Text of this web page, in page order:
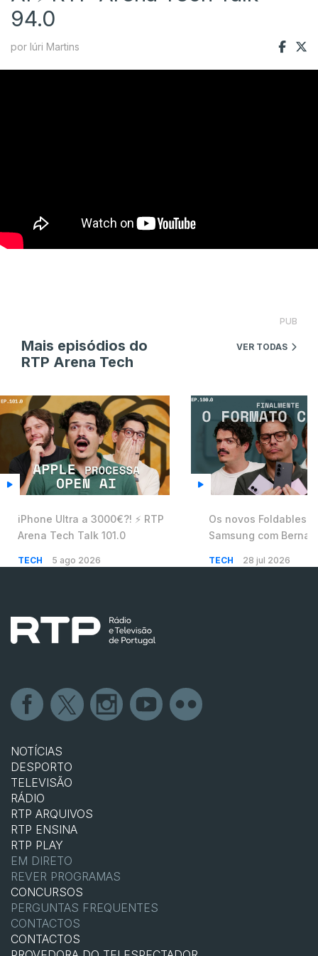
94.0
por Iúri Martins
PUB
Mais episódios do
RTP Arena Tech
VER TODAS
iPhone Ultra a 3000€?! ⚡️ RTP
Arena Tech Talk 101.0
TECH 5 ago 2026
Os novos Foldables
Samsung com
100.0
TECH 28 jul 2026
NOTÍCIAS
DESPORTO
TELEVISÃO
RÁDIO
RTP ARQUIVOS
RTP ENSINA
RTP PLAY
EM DIRETO
REVER PROGRAMAS
CONCURSOS
PERGUNTAS FREQUENTES
CONTACTOS
CONTACTOS